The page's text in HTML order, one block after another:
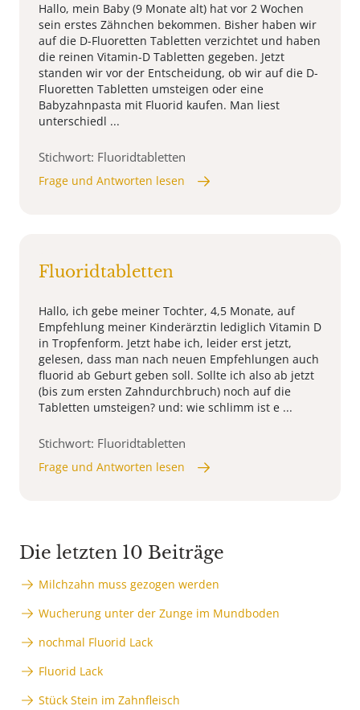
Hallo, mein Baby (9 Monate alt) hat vor 2 Wochen
sein erstes Zähnchen bekommen. Bisher haben wir
auf die D-Fluoretten Tabletten verzichtet und haben
die reinen Vitamin-D Tabletten gegeben. Jetzt
standen wir vor der Entscheidung, ob wir auf die D-
Fluoretten Tabletten umsteigen oder eine
Babyzahnpasta mit Fluorid kaufen. Man liest
unterschiedl ...
Stichwort: Fluoridtabletten
Frage und Antworten lesen
Fluoridtabletten
Hallo, ich gebe meiner Tochter, 4,5 Monate, auf
Empfehlung meiner Kinderärztin lediglich Vitamin D
in Tropfenform. Jetzt habe ich, leider erst jetzt,
gelesen, dass man nach neuen Empfehlungen auch
fluorid ab Geburt geben soll. Sollte ich also ab jetzt
(bis zum ersten Zahndurchbruch) noch auf die
Tabletten umsteigen? und: wie schlimm ist e ...
Stichwort: Fluoridtabletten
Frage und Antworten lesen
Die letzten 10 Beiträge
Milchzahn muss gezogen werden
Wucherung unter der Zunge im Mundboden
nochmal Fluorid Lack
Fluorid Lack
Stück Stein im Zahnfleisch